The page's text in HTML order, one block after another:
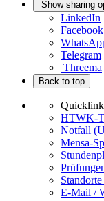
Show sharing
LinkedIn
Facebook
Telegram
Threema
Back to top
HTWK-
Notfall
Mensa-
E-Mail /